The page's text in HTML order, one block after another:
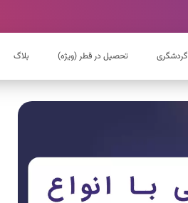
گردشگری تحصیل در قطر (ویژه) بلاگ